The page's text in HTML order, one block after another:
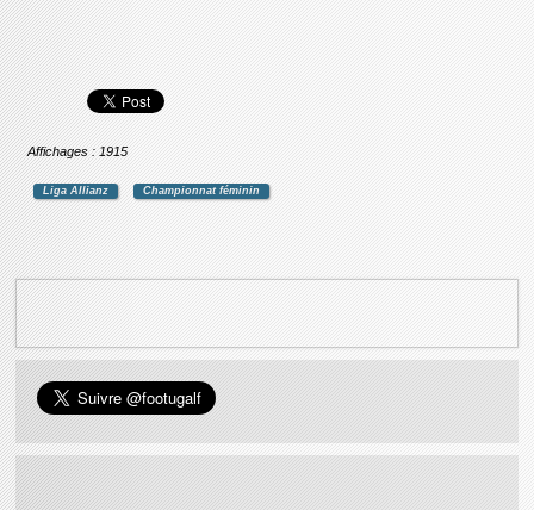
Affichages : 1915
Liga Allianz Championnat féminin